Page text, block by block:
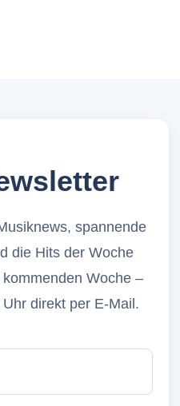
spannende
die Hits der Woche
Woche –
direkt per E-Mail.